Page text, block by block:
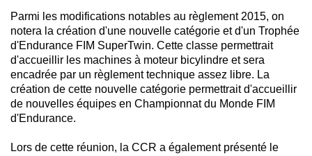
Parmi les modifications notables au règlement 2015, on
notera la création d'une nouvelle catégorie et d'un Trophée
d'Endurance FIM SuperTwin. Cette classe permettrait
d'accueillir les machines à moteur bicylindre et sera
encadrée par un règlement technique assez libre. La
création de cette nouvelle catégorie permettrait d'accueillir
de nouvelles équipes en Championnat du Monde FIM
d'Endurance.
Lors de cette réunion, la CCR a également présenté le